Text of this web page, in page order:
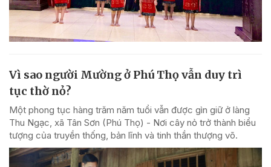
Vì sao người Mường ở Phú Thọ vẫn duy trì
tục thờ nỏ?
Một phong tục hàng trăm năm tuổi vẫn được gìn giữ ở làng
Thu Ngạc, xã Tân Sơn (Phú Thọ) - Nơi cây nỏ trở thành biểu
tượng của truyền thống, bản lĩnh và tinh thần thượng võ.